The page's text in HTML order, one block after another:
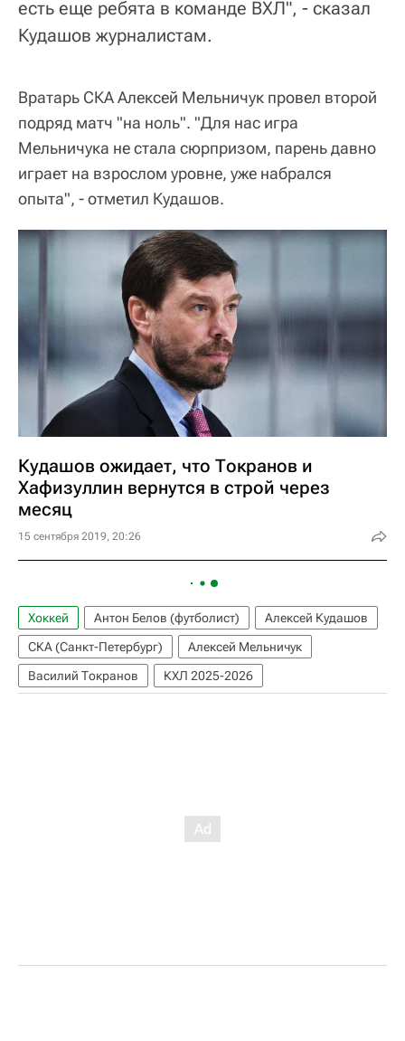
есть еще ребята в команде ВХЛ", - сказал
Кудашов журналистам.
Вратарь СКА Алексей Мельничук провел второй
подряд матч "на ноль". "Для нас игра
Мельничука не стала сюрпризом, парень давно
играет на взрослом уровне, уже набрался
опыта", - отметил Кудашов.
Кудашов ожидает, что Токранов и
Хафизуллин вернутся в строй через
месяц
15 сентября 2019, 20:26
Хоккей Антон Белов (футболист)
Алексей Кудашов
СКА (Санкт-Петербург)
Алексей Мельничук
Василий Токранов
КХЛ 2025-2026